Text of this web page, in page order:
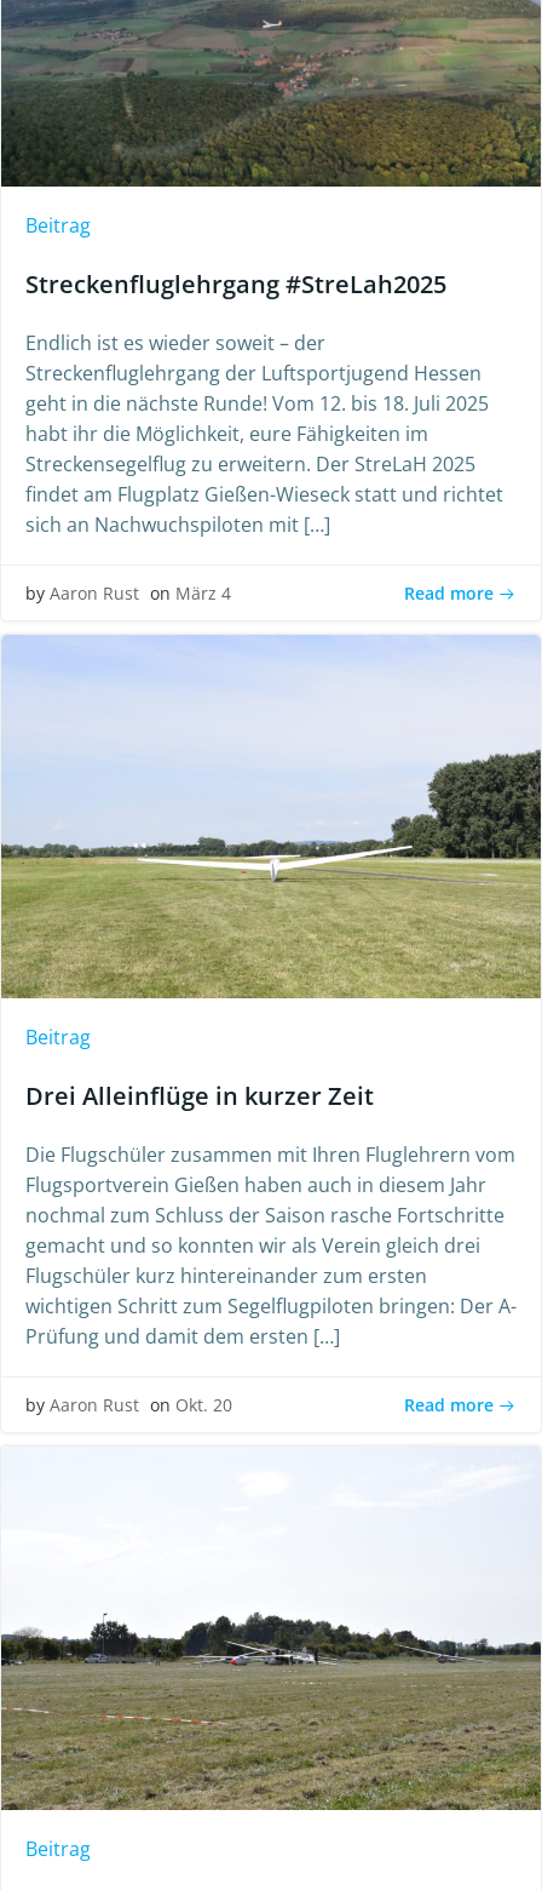
Beitrag
Streckenfluglehrgang #StreLah2025
Endlich ist es wieder soweit – der
Streckenfluglehrgang der Luftsportjugend Hessen
geht in die nächste Runde! Vom 12. bis 18. Juli 2025
habt ihr die Möglichkeit, eure Fähigkeiten im
Streckensegelflug zu erweitern. Der StreLaH 2025
findet am Flugplatz Gießen-Wieseck statt und richtet
sich an Nachwuchspiloten mit […]
by Aaron Rust on März 4 Read more
Beitrag
Drei Alleinflüge in kurzer Zeit
Die Flugschüler zusammen mit Ihren Fluglehrern vom
Flugsportverein Gießen haben auch in diesem Jahr
nochmal zum Schluss der Saison rasche Fortschritte
gemacht und so konnten wir als Verein gleich drei
Flugschüler kurz hintereinander zum ersten
wichtigen Schritt zum Segelflugpiloten bringen: Der A-
Prüfung und damit dem ersten […]
by Aaron Rust on Okt. 20 Read more
Beitrag